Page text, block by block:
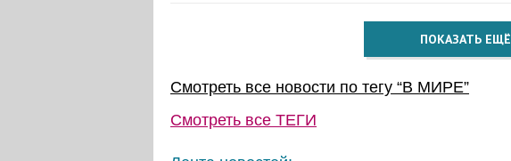
ПОКАЗАТЬ ЕЩЁ
Смотреть все новости по тегу “В МИРЕ”
Смотреть все ТЕГИ